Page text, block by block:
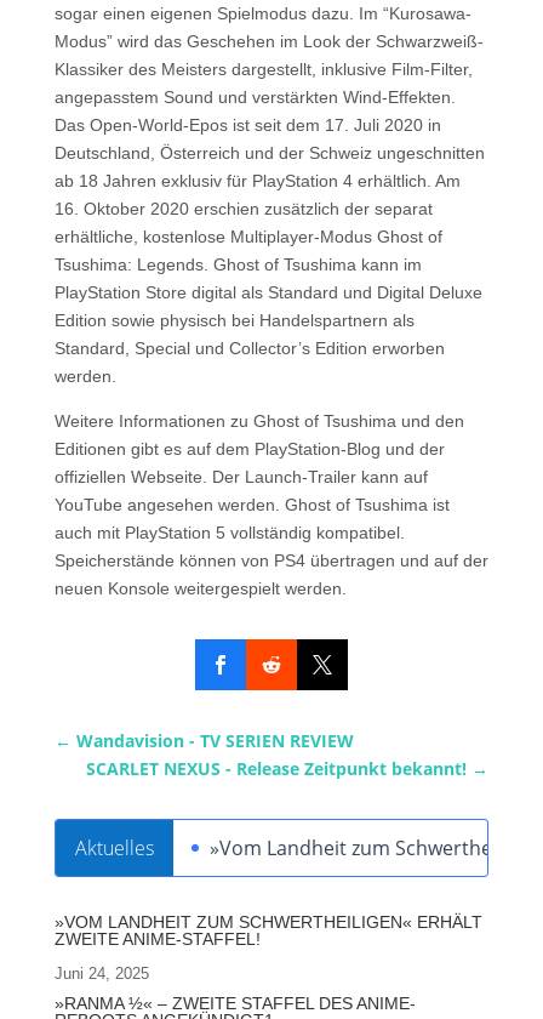
sogar einen eigenen Spielmodus dazu. Im “Kurosawa-
Modus” wird das Geschehen im Look der Schwarzweiß-
Klassiker des Meisters dargestellt, inklusive Film-Filter,
angepasstem Sound und verstärkten Wind-Effekten.
Das Open-World-Epos ist seit dem 17. Juli 2020 in
Deutschland, Österreich und der Schweiz ungeschnitten
ab 18 Jahren exklusiv für PlayStation 4 erhältlich. Am
16. Oktober 2020 erschien zusätzlich der separat
erhältliche, kostenlose Multiplayer-Modus Ghost of
Tsushima: Legends. Ghost of Tsushima kann im
PlayStation Store digital als Standard und Digital Deluxe
Edition sowie physisch bei Handelspartnern als
Standard, Special und Collector’s Edition erworben
werden.
Weitere Informationen zu Ghost of Tsushima und den
Editionen gibt es auf dem PlayStation-Blog und der
offiziellen Webseite. Der Launch-Trailer kann auf
YouTube angesehen werden. Ghost of Tsushima ist
auch mit PlayStation 5 vollständig kompatibel.
Speicherstände können von PS4 übertragen und auf der
neuen Konsole weitergespielt werden.
← Wandavision - TV SERIEN REVIEW
SCARLET NEXUS - Release Zeitpunkt bekannt! →
Aktuelles »Vom Landheit zum
»VOM LANDHEIT ZUM SCHWERTHEILIGEN« ERHÄLT
ZWEITE ANIME-STAFFEL!
Juni 24, 2025
»RANMA ½« – ZWEITE STAFFEL DES ANIME-